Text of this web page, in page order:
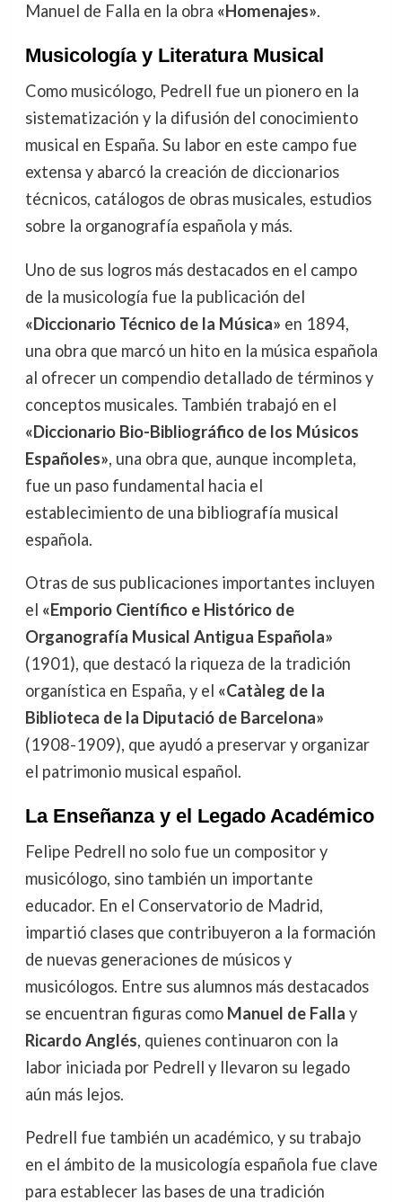
Manuel de Falla en la obra «Homenajes».
Musicología y Literatura Musical
Como musicólogo, Pedrell fue un pionero en la
sistematización y la difusión del conocimiento
musical en España. Su labor en este campo fue
extensa y abarcó la creación de diccionarios
técnicos, catálogos de obras musicales, estudios
sobre la organografía española y más.
Uno de sus logros más destacados en el campo
de la musicología fue la publicación del
«Diccionario Técnico de la Música» en 1894,
una obra que marcó un hito en la música española
al ofrecer un compendio detallado de términos y
conceptos musicales. También trabajó en el
«Diccionario Bio-Bibliográfico de los Músicos
Españoles», una obra que, aunque incompleta,
fue un paso fundamental hacia el
establecimiento de una bibliografía musical
española.
Otras de sus publicaciones importantes incluyen
el «Emporio Científico e Histórico de
Organografía Musical Antigua Española»
(1901), que destacó la riqueza de la tradición
organística en España, y el «Catàleg de la
Biblioteca de la Diputació de Barcelona»
(1908-1909), que ayudó a preservar y organizar
el patrimonio musical español.
La Enseñanza y el Legado Académico
Felipe Pedrell no solo fue un compositor y
musicólogo, sino también un importante
educador. En el Conservatorio de Madrid,
impartió clases que contribuyeron a la formación
de nuevas generaciones de músicos y
musicólogos. Entre sus alumnos más destacados
se encuentran figuras como Manuel de Falla y
Ricardo Anglés, quienes continuaron con la
labor iniciada por Pedrell y llevaron su legado
aún más lejos.
Pedrell fue también un académico, y su trabajo
en el ámbito de la musicología española fue clave
para establecer las bases de una tradición